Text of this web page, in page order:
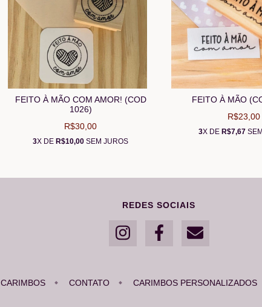
FEITO À MÃO COM AMOR! (COD
1026)
R$30,00
3X DE R$10,00 SEM JUROS
FEITO À MÃO
R$23,00
3X DE R$7,67
REDES SOCIAIS
CARIMBOS CONTATO CARIMBOS PERSONALIZADOS